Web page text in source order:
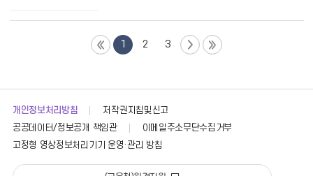
1 2 3
개인정보처리방침
저작권지침및신고
공공데이터/정보공개 책임관
이메일주소무단수집거부
고정형 영상정보처리기기 운영·관리 방침